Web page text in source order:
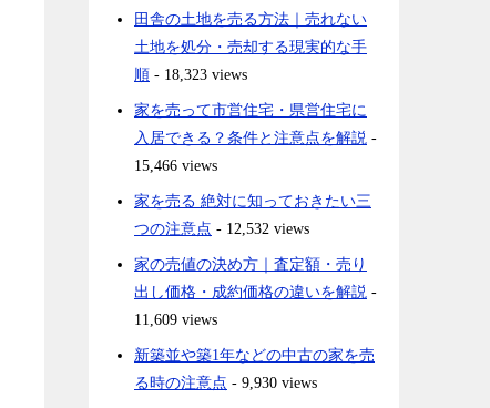
田舎の土地を売る方法｜売れない
土地を処分・売却する現実的な手
順 - 18,323 views
家を売って市営住宅・県営住宅に
入居できる？条件と注意点を解説 -
15,466 views
家を売る 絶対に知っておきたい三
つの注意点 - 12,532 views
家の売値の決め方｜査定額・売り
出し価格・成約価格の違いを解説 -
11,609 views
新築並や築1年などの中古の家を売
る時の注意点 - 9,930 views